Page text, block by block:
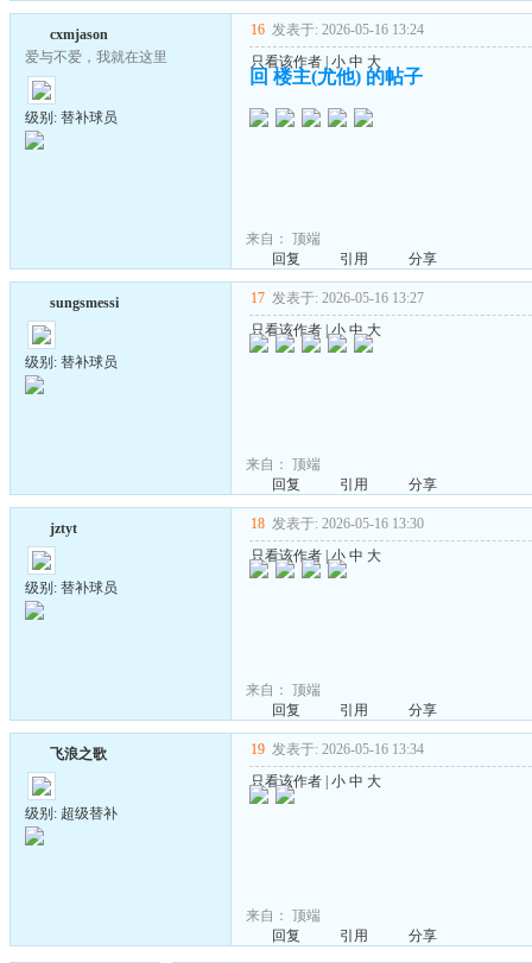
cxmjason
爱与不爱，我就在这里
级别: 替补球员
16 发表于: 2026-05-16 13:24
只看该作者 小 中 大
回 楼主(尤他) 的帖子
来自： 顶端
回复
引用 分享
sungsmessi
级别: 替补球员
17 发表于: 2026-05-16 13:27
只看该作者 |小 中 大
来自： 顶端
回复
引用 分享
jztyt
级别: 替补球员
18 发表于: 2026-05-16 13:30
只看该作者 |小 中 大
来自： 顶端
回复
引用 分享
飞浪之歌
级别: 超级替补
19 发表于: 2026-05-16 13:34
只看该作者 小 中 大
来自： 顶端
回复
引用 分享